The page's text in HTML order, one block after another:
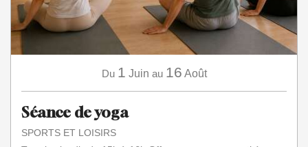
Du 1 Juin au 16 Août
Séance de yoga
SPORTS ET LOISIRS